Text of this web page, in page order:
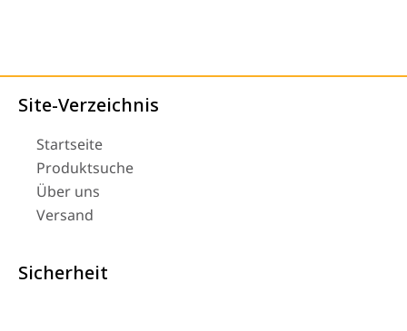
Site-Verzeichnis
Startseite
Produktsuche
Über uns
Versand
Sicherheit